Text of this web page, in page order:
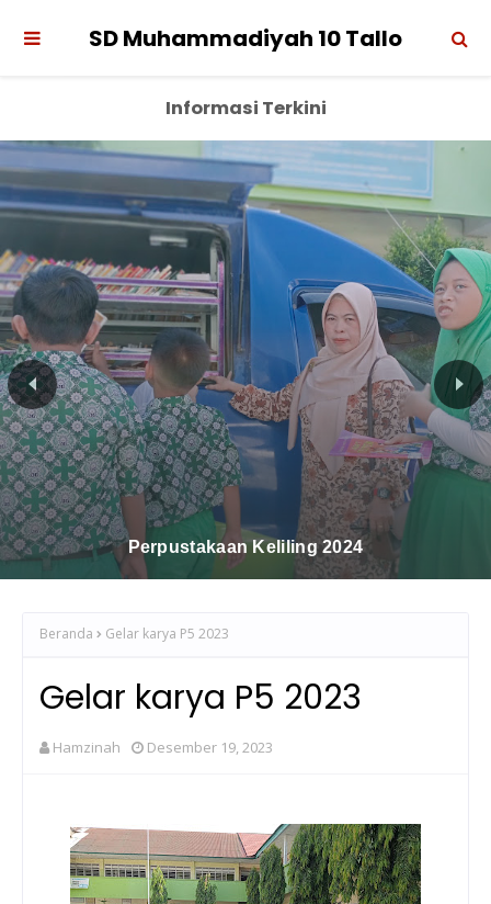
SD Muhammadiyah 10 Tallo
Informasi Terkini
Sholawatan Dan Tartil
Beranda Gelar karya P5 2023
Gelar karya P5 2023
Hamzinah Desember 19, 2023